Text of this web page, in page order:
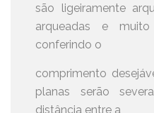
são ligeiramente
arqueadas e
conferindo o
comprimento
planas serão
distância entre a